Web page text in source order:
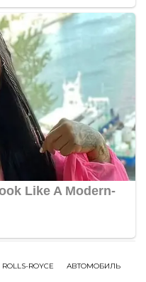
ROLLS-ROYCE
АВТОМОБИЛЬ